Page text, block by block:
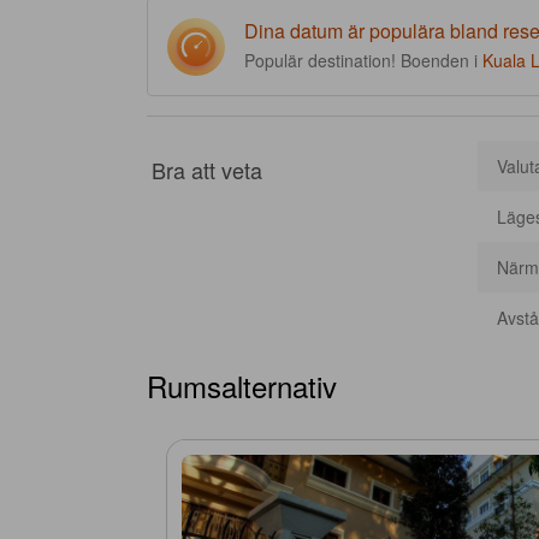
Dina datum är populära bland
Populär destination! Boenden i Kuala
Bra att veta
Rumsalternativ